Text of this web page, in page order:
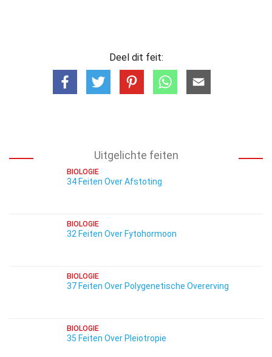
Deel dit feit:
Uitgelichte feiten
BIOLOGIE
34 Feiten Over Afstoting
BIOLOGIE
32 Feiten Over Fytohormoon
BIOLOGIE
37 Feiten Over Polygenetische Overerving
BIOLOGIE
35 Feiten Over Pleiotropie